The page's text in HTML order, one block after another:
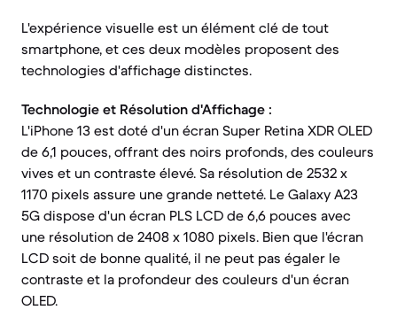
L'expérience visuelle est un élément clé de tout
smartphone, et ces deux modèles proposent des
technologies d'affichage distinctes.
Technologie et Résolution d'Affichage :
L'iPhone 13 est doté d'un écran Super Retina XDR OLED
de 6,1 pouces, offrant des noirs profonds, des couleurs
vives et un contraste élevé. Sa résolution de 2532 x
1170 pixels assure une grande netteté. Le Galaxy A23
5G dispose d'un écran PLS LCD de 6,6 pouces avec
une résolution de 2408 x 1080 pixels. Bien que l'écran
LCD soit de bonne qualité, il ne peut pas égaler le
contraste et la profondeur des couleurs d'un écran
OLED.